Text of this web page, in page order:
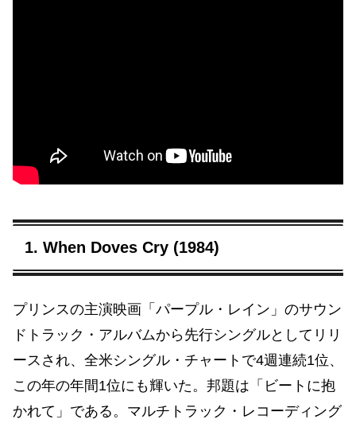
1. When Doves Cry (1984)
プリンスの主演映画「パープル・レイン」のサウン
ドトラック・アルバムから先行シングルとしてリリ
ースされ、全米シングル・チャートで4週連続1位、
この年の年間1位にも輝いた。邦題は「ビートに抱
かれて」である。マルチトラック・レコーディング